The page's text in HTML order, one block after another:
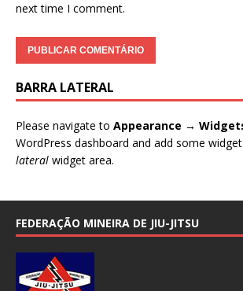
next time I comment.
BARRA LATERAL
Please navigate to Appearance →
WordPress dashboard and add some
lateral widget area.
FEDERAÇÃO MINEIRA DE JIU-JITSU